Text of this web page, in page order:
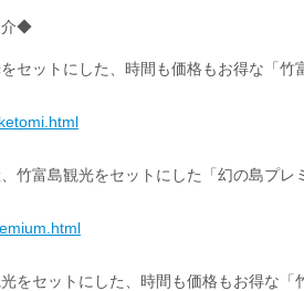
介◆
セットにした、時間も価格もお得な「竹
竹富島観光をセットにした「幻の島プレ
をセットにした、時間も価格もお得な「